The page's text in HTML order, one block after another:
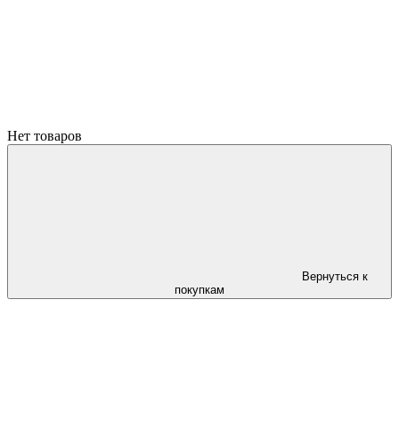
Нет товаров
Вернуться к
покупкам